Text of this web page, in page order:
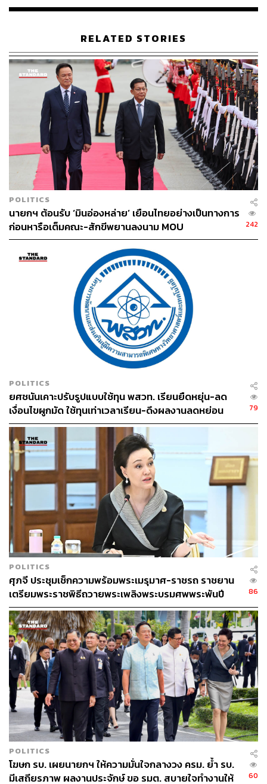
RELATED STORIES
POLITICS
นายกฯ ต้อนรับ ‘มินอ่องหล่าย’ เยือนไทยอย่างเป็นทางการ
ก่อนหารือเต็มคณะ-สักขีพยานลงนาม MOU
242
POLITICS
ยศชนันเคาะปรับรูปแบบใช้ทุน พสวท. เรียนยืดหยุ่น-ลด
เงื่อนไขผูกมัด ใช้ทุนเท่าเวลาเรียน-ดึงผลงานลดหย่อน
เวลา ดันให้มีผลย้อนหลัง
79
POLITICS
ศุภจี ประชุมเช็กความพร้อมพระเมรุมาศ-ราชรถ ราชยาน
เตรียมพระราชพิธีถวายพระเพลิงพระบรมศพพระพันปี
หลวง
86
POLITICS
โฆษก รบ. เผยนายกฯ ให้ความมั่นใจกลางวง ครม. ย้ำ รบ.
มีเสถียรภาพ ผลงานประจักษ์ ขอ รมต. สบายใจทำงานให้
60